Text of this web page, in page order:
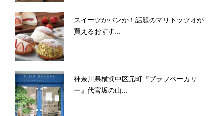
スイーツかパンか！話題のマリトッツオが
買えるおすす...
神奈川県横浜中区元町『ブラフベーカリ
ー』代官坂の山...